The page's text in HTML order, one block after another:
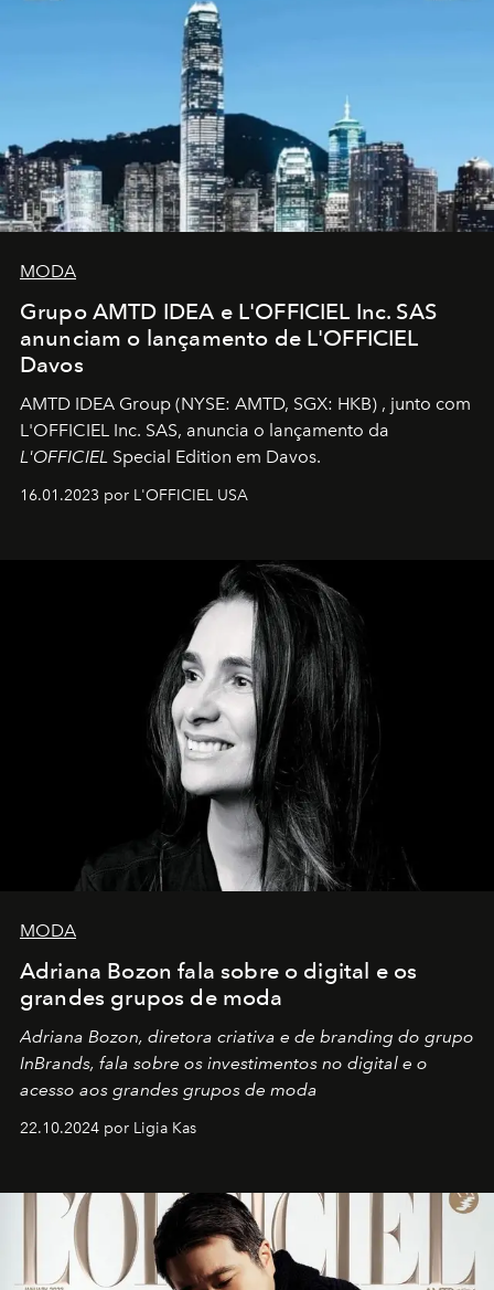
MODA
Grupo AMTD IDEA e L'OFFICIEL Inc. SAS
anunciam o lançamento de L'OFFICIEL
Davos
AMTD IDEA Group (NYSE: AMTD, SGX: HKB) , junto com
L'OFFICIEL Inc. SAS, anuncia o lançamento da
L'OFFICIEL Special Edition em Davos.
16.01.2023 por L'OFFICIEL USA
MODA
Adriana Bozon fala sobre o digital e os
grandes grupos de moda
Adriana Bozon, diretora criativa e de branding do grupo
InBrands, fala sobre os investimentos no digital e o
acesso aos grandes grupos de moda
22.10.2024 por Ligia Kas